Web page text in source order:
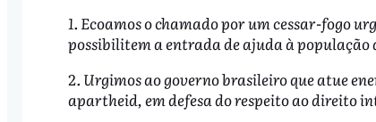
1. Ecoamos o chamado por um cessar-fogo
possibilitem a entrada de ajuda à população
2. Urgimos ao governo brasileiro que atue
apartheid, em defesa do respeito ao direito